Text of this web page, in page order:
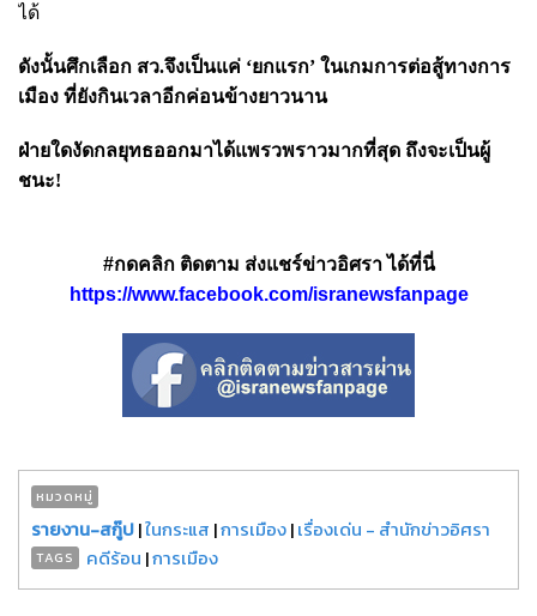
ได้
ดังนั้นศึกเลือก สว.จึงเป็นแค่ ‘ยกแรก’ ในเกมการต่อสู้ทางการ
เมือง ที่ยังกินเวลาอีกค่อนข้างยาวนาน
ฝ่ายใดงัดกลยุทธออกมาได้แพรวพราวมากที่สุด ถึงจะเป็นผู้
ชนะ!
#กดคลิก ติดตาม ส่งแชร์ข่าวอิศรา ได้ที่นี่
https://www.facebook.com/isranewsfanpage
หมวดหมู่
รายงาน-สกู๊ป|ในกระแส |การเมือง|เรื่องเด่น - สำนักข่าวอิศรา
TAGS คดีร้อน |การเมือง